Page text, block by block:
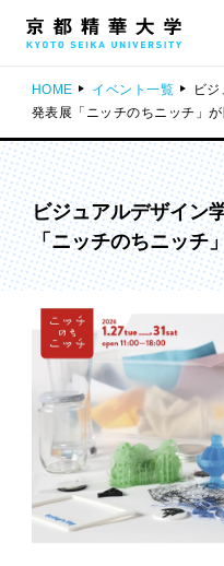
HOME イベント一覧
ビ
発表展「ニッチのちニッチ」
ビジュアルデザイン
「ニッチのちニッチ